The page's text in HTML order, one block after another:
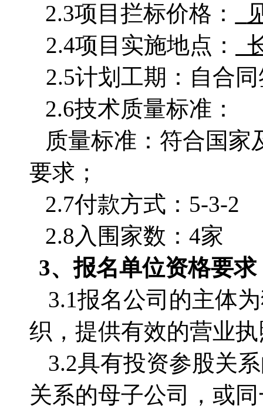
2.3项目拦标价格：
2.4项目实施地点：
2.5计划工期：自合
2.6技术质量标准：
质量标准：符合国家
要求；
2.7付款方式：5-3-2
2.8入围家数：4家
3、报名单位资格要求
3.1报名公司的主体
织，提供有效的营业
3.2具有投资参股关
关系的母子公司，或